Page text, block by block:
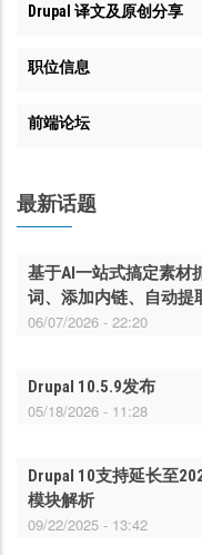
Drupal 译文及原创分享
职位信息
前端论坛
最新话题
基于AI一站式搞定素材
词、添加内链、自动提
06/07/2026 - 22:20
Drupal 10.5.9发布
05/18/2026 - 11:28
Drupal 10支持延长至
模块解析
09/22/2025 - 13:42